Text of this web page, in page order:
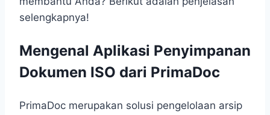
selengkapnya!
Mengenal Aplikasi Penyimpanan
Dokumen ISO dari PrimaDoc
PrimaDoc merupakan solusi pengelolaan arsip